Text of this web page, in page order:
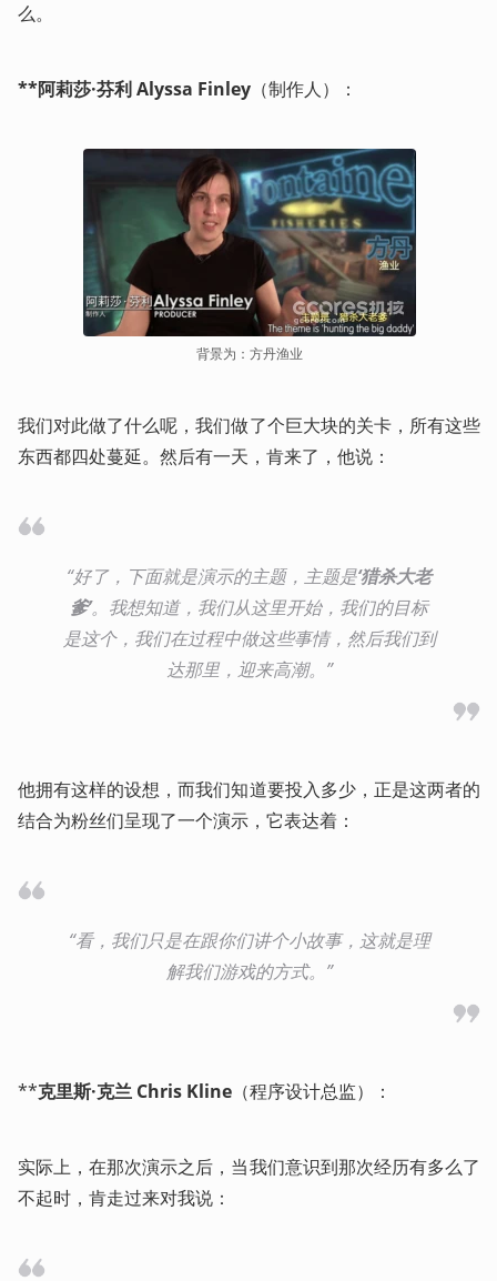
么。
**阿莉莎·芬利 Alyssa Finley （制作人）：
背景为：方丹渔业
我们对此做了什么呢，我们做了个巨大块的关卡，所有这些
东西都四处蔓延。然后有一天，肯来了，他说：
“好了，下面就是演示的主题，主题是‘猎杀大老
爹’。我想知道，我们从这里开始，我们的目标
是这个，我们在过程中做这些事情，然后我们到
达那里，迎来高潮。”
他拥有这样的设想，而我们知道要投入多少，正是这两者的
结合为粉丝们呈现了一个演示，它表达着：
“看，我们只是在跟你们讲个小故事，这就是理
解我们游戏的方式。”
**克里斯·克兰 Chris Kline （程序设计总监）：
实际上，在那次演示之后，当我们意识到那次经历有多么了
不起时，肯走过来对我说：